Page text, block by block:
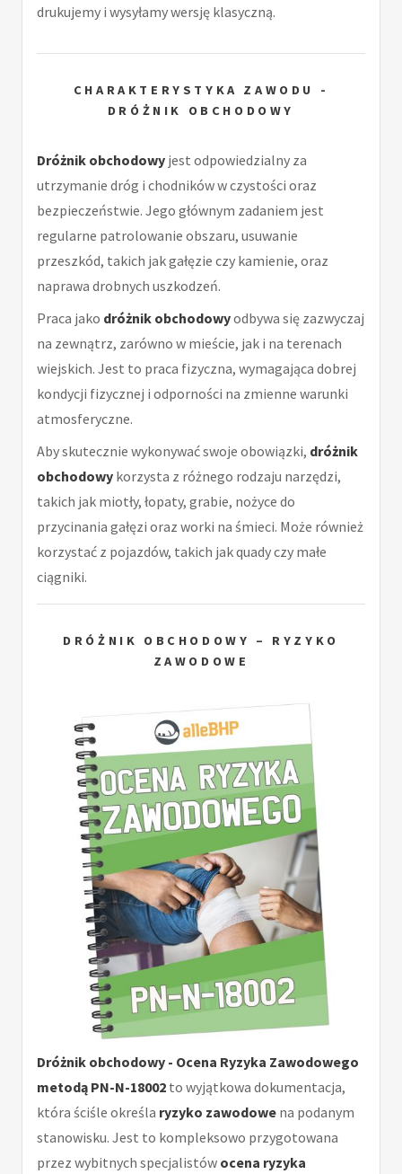
drukujemy i wysyłamy wersję klasyczną.
CHARAKTERYSTYKA ZAWODU -
DRÓŻNIK OBCHODOWY
Dróżnik obchodowy jest odpowiedzialny za
utrzymanie dróg i chodników w czystości oraz
bezpieczeństwie. Jego głównym zadaniem jest
regularne patrolowanie obszaru, usuwanie
przeszkód, takich jak gałęzie czy kamienie, oraz
naprawa drobnych uszkodzeń.
Praca jako dróżnik obchodowyodbywa się zazwyczaj
na zewnątrz, zarówno w mieście, jak i na terenach
wiejskich. Jest to praca fizyczna, wymagająca dobrej
kondycji fizycznej i odporności na zmienne warunki
atmosferyczne.
Aby skutecznie wykonywać swoje obowiązki, dróżnik
obchodowy korzysta z różnego rodzaju narzędzi,
takich jak miotły, łopaty, grabie, nożyce do
przycinania gałęzi oraz worki na śmieci. Może również
korzystać z pojazdów, takich jak quady czy małe
ciągniki.
DRÓŻNIK OBCHODOWY – RYZYKO
ZAWODOWE
Dróżnik obchodowy - Ocena Ryzyka Zawodowego
metodą PN-N-18002 to wyjątkowa dokumentacja,
która ściśle określa ryzyko zawodowe na podanym
stanowisku. Jest to kompleksowo przygotowana
przez wybitnych specjalistów ocena ryzyka